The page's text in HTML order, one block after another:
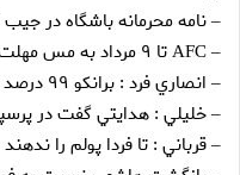
– نامه محرمانه باشگاه در
– AFC
تا ۹ مرداد به مس مهلت داد
– انصاري فرد : برانكو ۹۹ درصد نمي آيد
– خليلي : هدايتي گفت در
– قرباني : تا فردا پولم را